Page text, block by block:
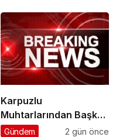
Karpuzlu
Muhtarlarından Başkan
Çerçioğlu’na Hizmet
Gündem 2 gün önce